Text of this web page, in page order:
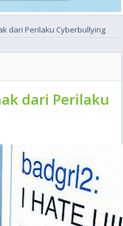
dari Perilaku Cyberbullying
dari Perilaku